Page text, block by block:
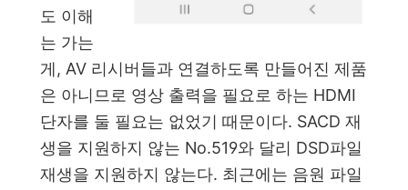
도 이해
는 가는
게, AV 리시버들과 연결하도록 만들어진 제품
은 아니므로 영상 출력을 필요로 하는 HDMI
단자를 둘 필요는 없었기 때문이다. SACD 재
생을 지원하지 않는 No.519와 달리 DSD파일
재생을 지원하지 않는다. 최근에는 음원 파일